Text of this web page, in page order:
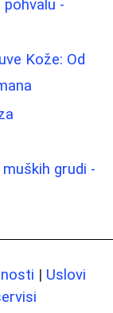
-
Kože: Od
grudi -
| Uslovi